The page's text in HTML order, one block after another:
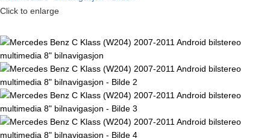
Click to enlarge